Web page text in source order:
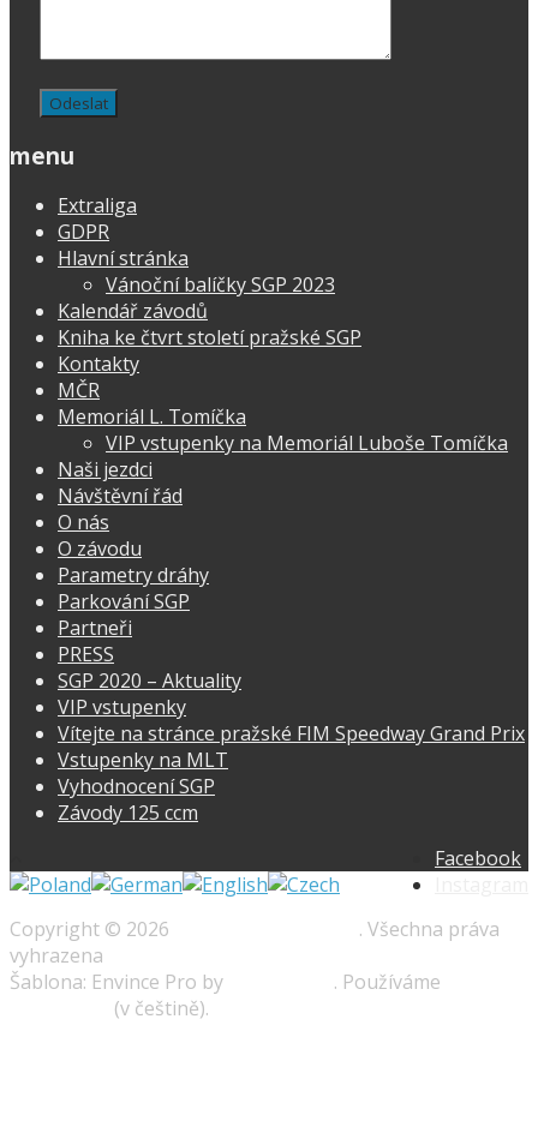
menu
Extraliga
GDPR
Hlavní stránka
Vánoční balíčky SGP 2023
Kalendář závodů
Kniha ke čtvrt století pražské SGP
Kontakty
MČR
Memoriál L. Tomíčka
VIP vstupenky na Memoriál Luboše Tomíčka
Naši jezdci
Návštěvní řád
O nás
O závodu
Parametry dráhy
Parkování SGP
Partneři
PRESS
SGP 2020 – Aktuality
VIP vstupenky
Vítejte na stránce pražské FIM Speedway Grand Prix
Vstupenky na MLT
Vyhodnocení SGP
Závody 125 ccm
Facebook
Copyright © 2026
. Všechna práva
vyhrazena
Šablona: Envince Pro by
. Používáme
(v češtině).